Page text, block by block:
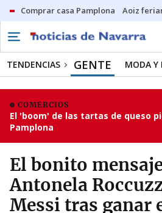
Comprar casa Pamplona Aoiz
TENDENCIAS GENTE MODA Y
COMERCIOS
El 'boom' de las tartas de queso
Pamplona
El bonito
Antonela
Messi tras ganar